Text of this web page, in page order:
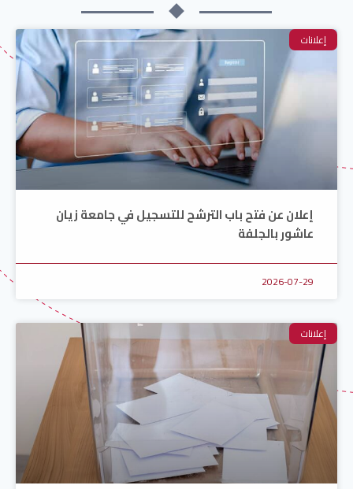
إعلانات
إعلان عن فتح باب الترشح للتسجيل في جامعة زيان
عاشور بالجلفة
2026-07-29
إعلانات